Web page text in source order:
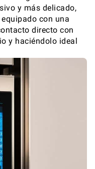
y más delicado,
con una
directo con
y haciéndolo ideal